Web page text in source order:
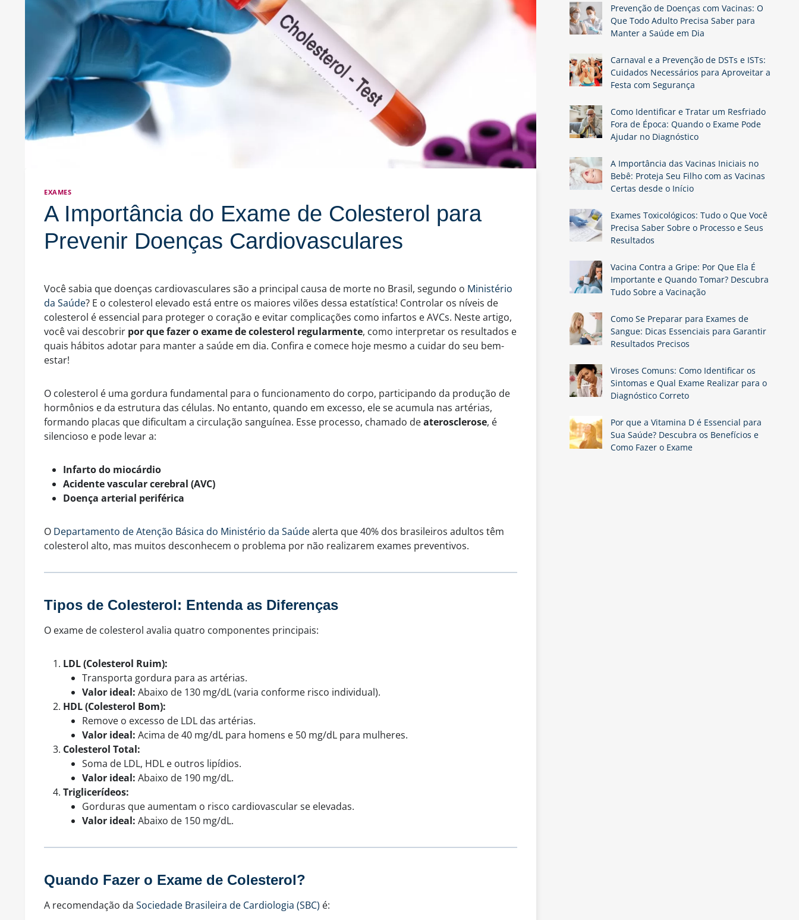
EXAMES
A Importância do Exame de Colesterol para
Prevenir Doenças Cardiovasculares
Você sabia que doenças cardiovasculares são a principal causa de morte no Brasil, segundo o Ministério
da Saúde? E o colesterol elevado está entre os maiores vilões dessa estatística! Controlar os níveis de
colesterol é essencial para proteger o coração e evitar complicações como infartos e AVCs. Neste artigo,
você vai descobrir por que fazer o exame de colesterol regularmente, como interpretar os resultados e
quais hábitos adotar para manter a saúde em dia. Confira e comece hoje mesmo a cuidar do seu bem-
estar!
O colesterol é uma gordura fundamental para o funcionamento do corpo, participando da produção de
hormônios e da estrutura das células. No entanto, quando em excesso, ele se acumula nas artérias,
formando placas que dificultam a circulação sanguínea. Esse processo, chamado deaterosclerose, é
silencioso e pode levar a:
Infarto do miocárdio
Acidente vascular cerebral (AVC)
Doença arterial periférica
O Departamento de Atenção Básica do Ministério da Saúdealerta que 40% dos brasileiros adultos têm
colesterol alto, mas muitos desconhecem o problema por não realizarem exames preventivos.
Tipos de Colesterol: Entenda as Diferenças
O exame de colesterol avalia quatro componentes principais:
LDL (Colesterol Ruim):
Transporta gordura para as artérias.
Valor ideal: Abaixo de 130 mg/dL (varia conforme risco individual).
HDL (Colesterol Bom):
Remove o excesso de LDL das artérias.
Valor ideal: Acima de 40 mg/dL para homens e 50 mg/dL para mulheres.
Colesterol Total:
Soma de LDL, HDL e outros lipídios.
Valor ideal: Abaixo de 190 mg/dL.
Triglicerídeos:
Gorduras que aumentam o risco cardiovascular se elevadas.
Valor ideal: Abaixo de 150 mg/dL.
Quando Fazer o Exame de Colesterol?
A recomendação da Sociedade Brasileira de Cardiologia (SBC) é:
Prevenção de Doenças com Vacinas: O
Que Todo Adulto Precisa Saber para
Manter a Saúde em Dia
Carnaval e a Prevenção de DSTs e ISTs:
Cuidados Necessários para Aproveitar a
Festa com Segurança
Como Identificar e Tratar um Resfriado
Fora de Época: Quando o Exame Pode
Ajudar no Diagnóstico
A Importância das Vacinas Iniciais no
Bebê: Proteja Seu Filho com as Vacinas
Certas desde o Início
Exames Toxicológicos: Tudo o Que Você
Precisa Saber Sobre o Processo e Seus
Resultados
Vacina Contra a Gripe: Por Que Ela É
Importante e Quando Tomar? Descubra
Tudo Sobre a Vacinação
Como Se Preparar para Exames de
Sangue: Dicas Essenciais para Garantir
Resultados Precisos
Viroses Comuns: Como Identificar os
Sintomas e Qual Exame Realizar para o
Diagnóstico Correto
Por que a Vitamina D é Essencial para
Sua Saúde? Descubra os Benefícios e
Como Fazer o Exame